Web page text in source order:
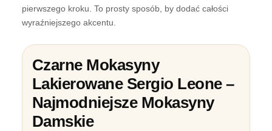
pierwszego kroku. To prosty sposób, by dodać całości
wyraźniejszego akcentu.
Czarne Mokasyny
Lakierowane Sergio Leone –
Najmodniejsze Mokasyny
Damskie